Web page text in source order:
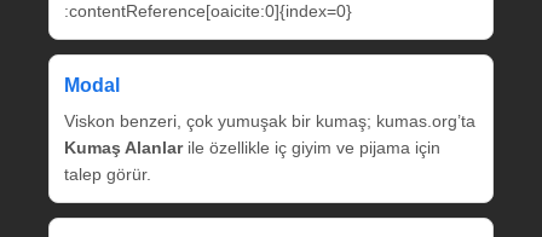
:contentReference[oaicite:0]{index=0}
Modal
Viskon benzeri, çok yumuşak bir kumaş; kumas.org’ta
Kumaş Alanlarile özellikle iç giyim ve pijama için
talep görür.